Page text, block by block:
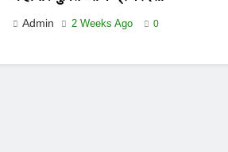
Admin 2 Weeks Ago 0